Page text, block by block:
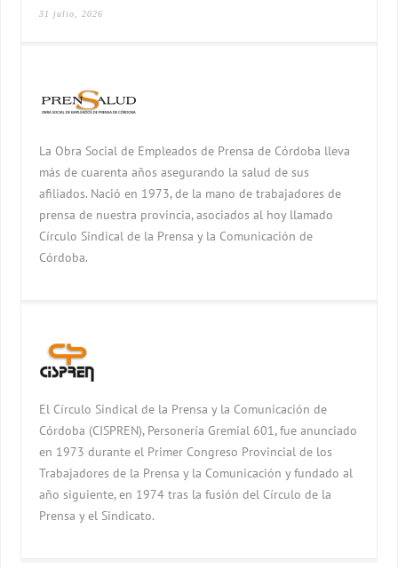
31 julio, 2026
La Obra Social de Empleados de Prensa de Córdoba lleva
más de cuarenta años asegurando la salud de sus
afiliados. Nació en 1973, de la mano de trabajadores de
prensa de nuestra provincia, asociados al hoy llamado
Círculo Sindical de la Prensa y la Comunicación de
Córdoba.
El Círculo Sindical de la Prensa y la Comunicación de
Córdoba (CISPREN), Personería Gremial 601, fue anunciado
en 1973 durante el Primer Congreso Provincial de los
Trabajadores de la Prensa y la Comunicación y fundado al
año siguiente, en 1974 tras la fusión del Círculo de la
Prensa y el Sindicato.